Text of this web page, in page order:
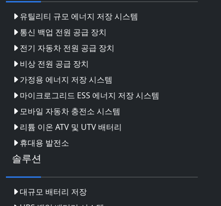
유틸리티 규모 에너지 저장 시스템
통신 백업 전원 공급 장치
전기 자동차 전원 공급 장치
비상 전원 공급 장치
가정용 에너지 저장 시스템
마이크로그리드 ESS 에너지 저장 시스템
모바일 자동차 충전소 시스템
리튬 이온 ATV 및 UTV 배터리
휴대용 발전소
솔루션
대규모 배터리 저장